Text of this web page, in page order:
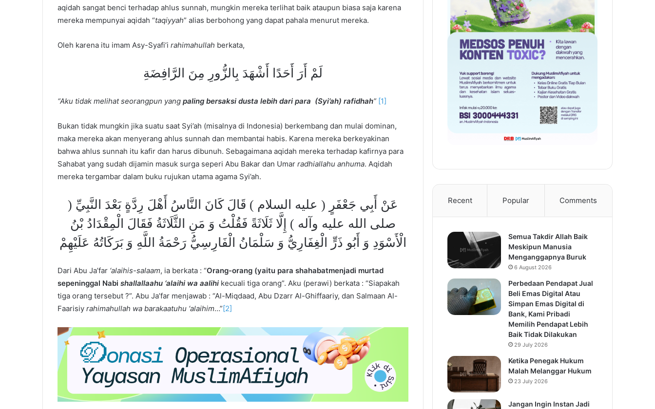
aqidah sangat benci terhadap ahlus sunnah, mungkin mereka terlihat baik ataupun biasa saja karena
mereka mempunyai aqidah “taqiyyah” alias berbohong yang dapat pahala menurut mereka.
Oleh karena itu imam Asy-Syafi’i rahimahullah berkata,
لَمْ أَرَ أَحَدًا أَشْهَدَ بِالزُّورِ مِنَ الرَّافِضَةِ
“Aku tidak melihat seorangpun yang paling bersaksi dusta lebih dari para (Syi’ah) rafidhah” [1]
Bukan tidak mungkin jika suatu saat Syi’ah (misalnya di Indonesia) berkembang dan mulai dominan,
maka mereka akan menyerang ahlus sunnah dan membantai habis. Karena mereka berkeyakinan
bahwa ahlus sunnah itu kafir dan harus dibunuh. Sebagaimana aqidah mereka terhadap kafirnya para
Sahabat yang sudah dijamin masuk surga seperi Abu Bakar dan Umar radhiallahu anhuma. Aqidah
mereka tergambar dalam buku rujukan utama agama Syi’ah.
عَنْ أَبِي جَعْفَرٍ ( عليه السلام ) قَالَ كَانَ النَّاسُ أَهْلَ رِدَّةٍ بَعْدَ النَّبِيِّ (
صلى الله عليه وآله ) إِلَّا ثَلَاثَةً فَقُلْتُ وَ مَنِ الثَّلَاثَةُ فَقَالَ الْمِقْدَادُ بْنُ
الْأَسْوَدِ وَ أَبُو ذَرٍّ الْغِفَارِيُّ وَ سَلْمَانُ الْفَارِسِيُّ رَحْمَةُ اللَّهِ وَ بَرَكَاتُهُ عَلَيْهِمْ
Dari Abu Ja’far ‘alaihis-salaam, ia berkata : “Orang-orang (yaitu para shahabatmenjadi murtad
sepeninggal Nabi shallallaahu ‘alaihi wa aalihi kecuali tiga orang”. Aku (perawi) berkata : “Siapakah
tiga orang tersebut ?”. Abu Ja’far menjawab : “Al-Miqdaad, Abu Dzarr Al-Ghiffaariy, dan Salmaan Al-
Faarisiy rahimahullah wa barakaatuhu ‘alaihim…”[2]
Recent Popular Comments
Semua Takdir Allah Baik
Meskipun Manusia
Menganggapnya Buruk
6 August 2026
Perbedaan Pendapat Jual
Beli Emas Digital Atau
Simpan Emas Digital di
Bank, Kami Pribadi
Memilih Pendapat Lebih
Baik Tidak Dilakukan
29 July 2026
Ketika Penegak Hukum
Malah Melanggar Hukum
23 July 2026
Jangan Ingin Instan Jadi